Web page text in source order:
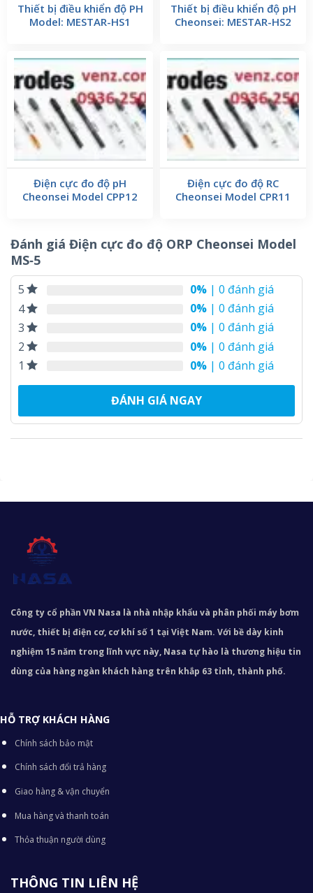
Thiết bị điều khiển độ PH
Model: MESTAR-HS1
Thiết bị điều khiển độ pH
Cheonsei: MESTAR-HS2
Điện cực đo độ pH
Cheonsei Model CPP12
Điện cực đo độ RC
Cheonsei Model CPR11
Đánh giá Điện cực đo độ ORP Cheonsei Model
MS‐5
5 0% | 0 đánh giá
4
0% | 0 đánh giá
3
0% | 0 đánh giá
2
0% | 0 đánh giá
1
0% | 0 đánh giá
ĐÁNH GIÁ NGAY
Công ty cổ phần VN Nasa là nhà nhập khẩu và phân phối máy bơm
nước, thiết bị điện cơ, cơ khí số 1 tại Việt Nam. Với bề dày kinh
nghiệm 15 năm trong lĩnh vực này, Nasa tự hào là thương hiệu tin
dùng của hàng ngàn khách hàng trên khắp 63 tỉnh, thành phố.
HỖ TRỢ KHÁCH HÀNG
Chính sách bảo mật
Chính sách đổi trả hàng
Giao hàng & vận chuyển
Mua hàng và thanh toán
Thỏa thuận người dùng
THÔNG TIN LIÊN HỆ